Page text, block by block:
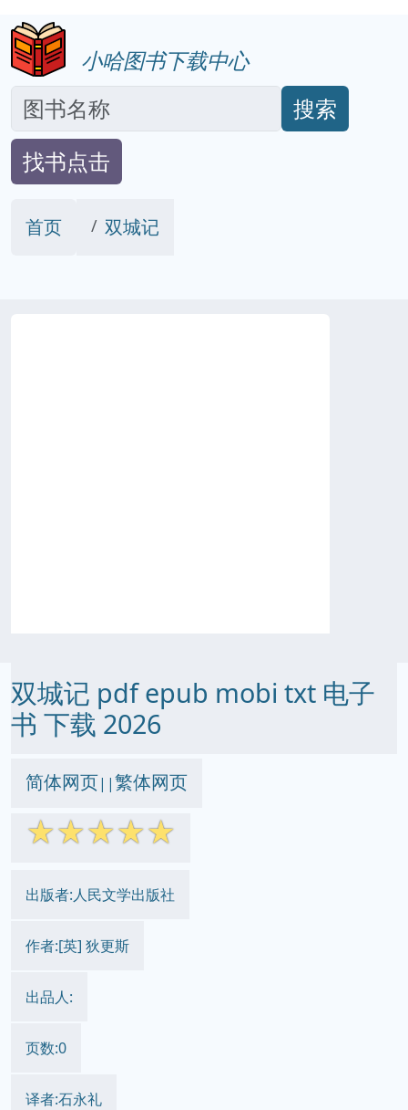
小哈图书下载中心
搜索
找书点击
首页 双城记
双城记 pdf epub mobi txt 电子
书 下载 2026
简体网页||繁体网页
☆☆☆☆☆
出版者:人民文学出版社
作者:[英] 狄更斯
出品人:
页数:0
译者:石永礼